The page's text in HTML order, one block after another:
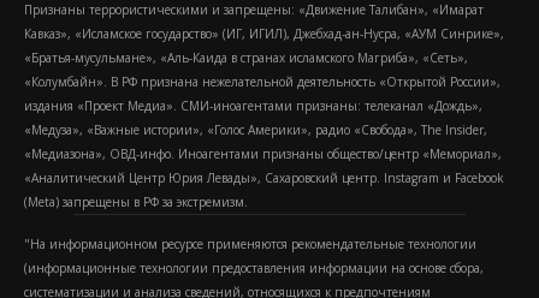
Признаны террористическими и запрещены: «Движение Талибан», «Имарат
Кавказ», «Исламское государство» (ИГ, ИГИЛ), Джебхад-ан-Нусра, «АУМ Синрике»,
«Братья-мусульмане», «Аль-Каида в странах исламского Магриба», «Сеть»,
«Колумбайн». В РФ признана нежелательной деятельность «Открытой России»,
издания «Проект Медиа». СМИ-иноагентами признаны: телеканал «Дождь»,
«Медуза», «Важные истории», «Голос Америки», радио «Свобода», The Insider,
«Медиазона», ОВД-инфо. Иноагентами признаны общество/центр «Мемориал»,
«Аналитический Центр Юрия Левады», Сахаровский центр. Instagram и Facebook
(Metа) запрещены в РФ за экстремизм.
"На информационном ресурсе применяются рекомендательные технологии
(информационные технологии предоставления информации на основе сбора,
систематизации и анализа сведений, относящихся к предпочтениям